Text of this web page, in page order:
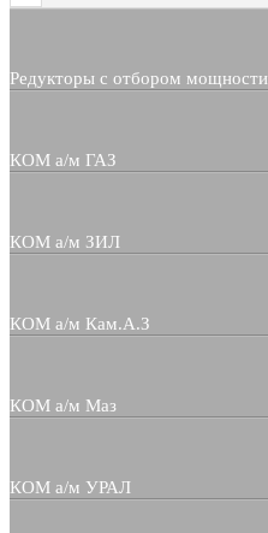
Редукторы с отбором мощности
КОМ а/м ГАЗ
КОМ а/м ЗИЛ
КОМ а/м Кам.А.З
КОМ а/м Маз
КОМ а/м УРАЛ